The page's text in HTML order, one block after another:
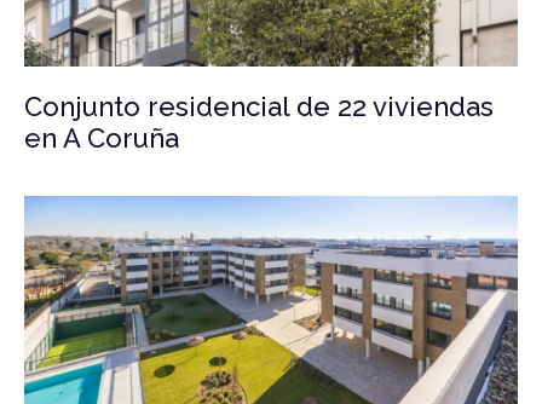
Conjunto residencial de 22 viviendas
en A Coruña